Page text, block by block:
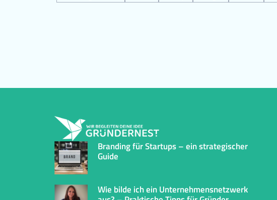
Branding für Startups – ein strategischer
Guide
Wie bilde ich ein Unternehmensnetzwerk